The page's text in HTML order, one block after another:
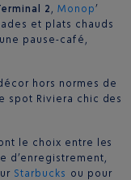
2, Monop’
et plats chauds
pause-café,
hors normes de
spot Riviera chic des
le choix entre les
d’enregistrement,
Starbucks ou pour